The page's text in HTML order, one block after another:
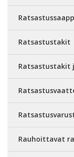
Ratsastustakit
Ratsastustakit
Rauhoittavat